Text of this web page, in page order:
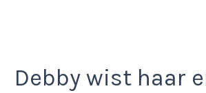
Debby wist haar